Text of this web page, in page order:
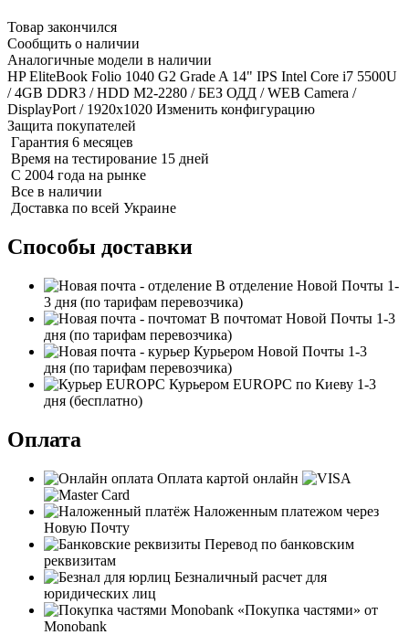
Товар закончился
Сообщить о наличии
Аналогичные модели в наличии
HP EliteBook Folio 1040 G2 Grade A 14" IPS Intel Core i7 5500U
/ 4GB DDR3 / HDD M2-2280 / БЕЗ ОДД / WEB Camera /
DisplayPort / 1920x1020 Изменить конфигурацию
Защита покупателей
Гарантия 6 месяцев
Время на тестирование 15 дней
С 2004 года на рынке
Все в наличии
Доставка по всей Украине
Способы доставки
В отделение Новой Почты 1-
3 дня (по тарифам перевозчика)
В почтомат Новой Почты 1-3
дня (по тарифам перевозчика)
Курьером Новой Почты 1-3
дня (по тарифам перевозчика)
Курьером EUROPC по Киеву 1-3
дня (бесплатно)
Оплата
Оплата картой онлайн
Наложенным платежом через
Новую Почту
Перевод по банковским
реквизитам
Безналичный расчет для
юридических лиц
«Покупка частями» от
Monobank